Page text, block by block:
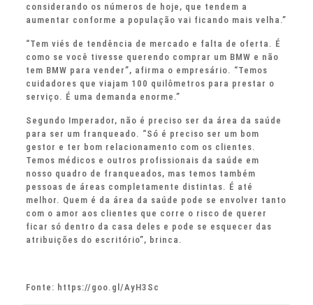
considerando os números de hoje, que tendem a
aumentar conforme a população vai ficando mais velha.”
“Tem viés de tendência de mercado e falta de oferta. É
como se você tivesse querendo comprar um BMW e não
tem BMW para vender”, afirma o empresário. “Temos
cuidadores que viajam 100 quilômetros para prestar o
serviço. É uma demanda enorme.”
Segundo Imperador, não é preciso ser da área da saúde
para ser um franqueado. “Só é preciso ser um bom
gestor e ter bom relacionamento com os clientes.
Temos médicos e outros profissionais da saúde em
nosso quadro de franqueados, mas temos também
pessoas de áreas completamente distintas. É até
melhor. Quem é da área da saúde pode se envolver tanto
com o amor aos clientes que corre o risco de querer
ficar só dentro da casa deles e pode se esquecer das
atribuições do escritório”, brinca.
Fonte: https://goo.gl/AyH3Sc